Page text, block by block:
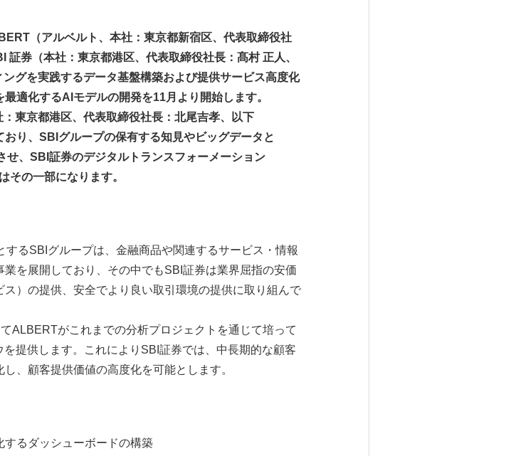
（アルベルト、本社：東京都新宿区、代表取締役社
券（本社：東京都港区、代表取締役社長：髙村 正人、
グを実践するデータ基盤構築および提供サービス高度化
適化するAIモデルの開発を11月より開始します。
東京都港区、代表取締役社長：北尾吉孝、以下
り、SBIグループの保有する知見やビッグデータと
、SBI証券のデジタルトランスフォーメーション
その一部になります。
るSBIグループは、金融商品や関連するサービス・情報
を展開しており、その中でもSBI証券は業界屈指の安価
）の提供、安全でより良い取引環境の提供に取り組んで
ALBERTがこれまでの分析プロジェクトを通じて培って
提供します。これによりSBI証券では、中長期的な顧客
、顧客提供価値の高度化を可能とします。
るダッシューボードの構築